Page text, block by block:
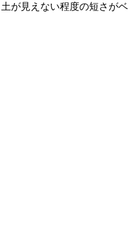
が見えない程度の短さがベ